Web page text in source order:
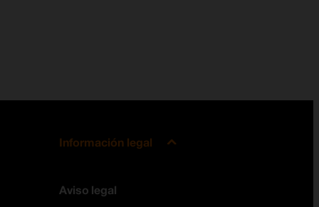
Información legal
Aviso legal